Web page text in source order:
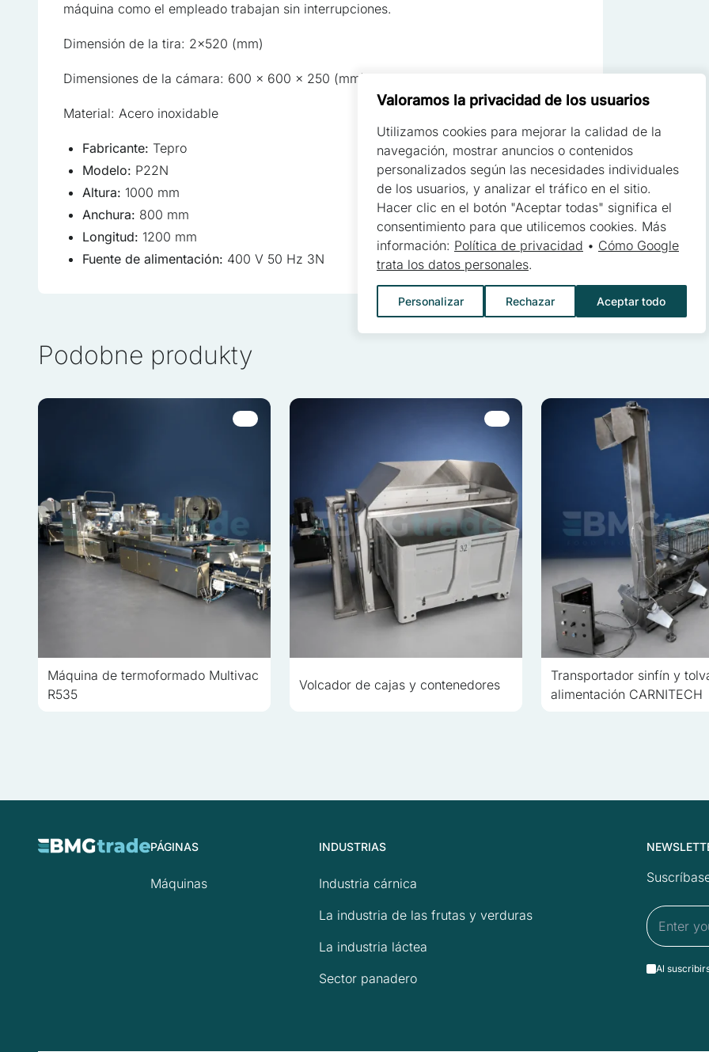
máquina como el empleado trabajan sin interrupciones.
Dimensión de la tira: 2×520 (mm)
Dimensiones de la cámara: 600 x 600 x 250 (mm)
Material: Acero inoxidable
Fabricante: Tepro
Modelo: P22N
Altura: 1000 mm
Anchura: 800 mm
Longitud: 1200 mm
Fuente de alimentación: 400 V 50 Hz 3N
Podobne produkty
Máquina de termoformado Multivac
R535
Volcador de cajas y contenedores
Transportador sinfín y
alimentación CARNITECH
PÁGINAS
Máquinas
INDUSTRIAS
Industria cárnica
La industria de las frutas y verduras
La industria láctea
Sector panadero
Al
Valoramos la privacidad de los usuarios
Utilizamos cookies para mejorar la calidad de la
navegación, mostrar anuncios o contenidos
personalizados según las necesidades individuales
de los usuarios, y analizar el tráfico en el sitio.
Hacer clic en el botón "Aceptar todas" significa el
consentimiento para que utilicemos cookies. Más
información: Política de privacidad • Cómo Google
trata los datos personales.
Personalizar Rechazar Aceptar todo
Las cookies esenciales son cruciales para las funciones básicas del sitio web y el sitio no
Las cookies de preferencias permiten que el sitio recuerde información que cambia la
página, por ejemplo, el idioma preferido o la región en la que se encuentra el usuario
Las cookies estadísticas ayudan a los propietarios de sitios web a comprender cómo los
con el sitio, recopilando y reportando información de forma anónima
de terceros
No clasificadas
Las cookies no clasificadas son aquellas que están en proceso de clasificación, junto con los
Rechazar Guardar mis preferencias